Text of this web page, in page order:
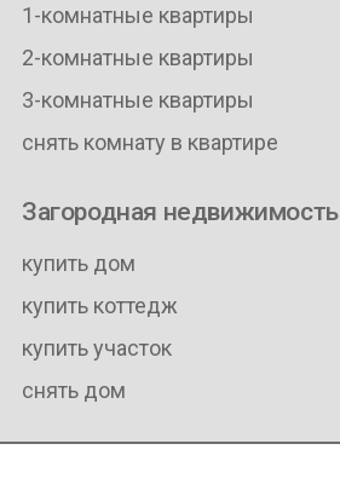
1-комнатные квартиры
2-комнатные квартиры
3-комнатные квартиры
снять комнату в квартире
Загородная недвижимость
купить дом
купить коттедж
купить участок
снять дом